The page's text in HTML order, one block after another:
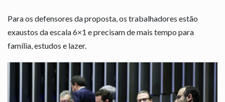
Para os defensores da proposta, os trabalhadores estão
exaustos da escala 6×1 e precisam de mais tempo para
família, estudos e lazer.